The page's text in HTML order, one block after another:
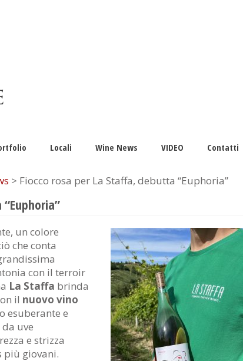
Locali Wine News VIDEO Contatti
> Fiocco rosa per La Staffa, debutta “Euphoria”
un colore
che conta
con il terroir
La Staffa brinda
il nuovo vino
esuberante e
uve
e strizza
più giovani.